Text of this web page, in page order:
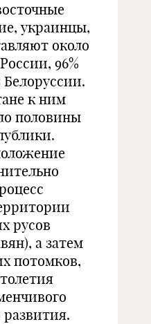
украинцы,
около
96%
к ним
половины
русов
а затем
потомков,
развития.